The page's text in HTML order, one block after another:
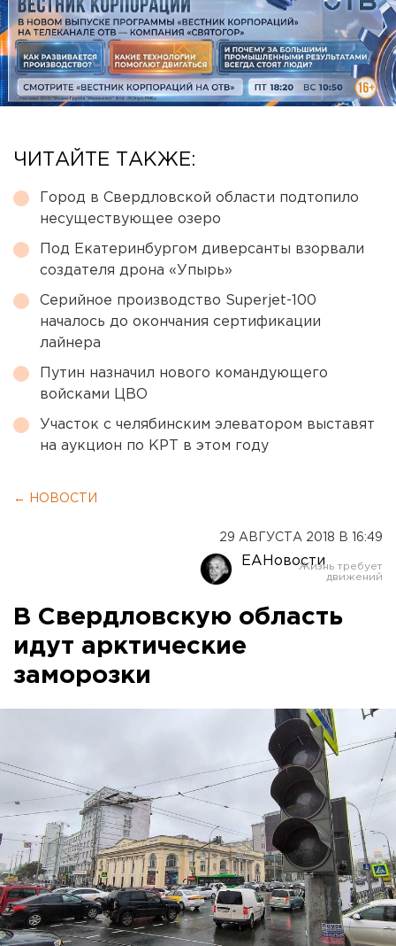
ЧИТАЙТЕ ТАКЖЕ:
Город в Свердловской области подтопило
несуществующее озеро
Под Екатеринбургом диверсанты взорвали
создателя дрона «Упырь»
Серийное производство Superjet-100
началось до окончания сертификации
лайнера
Путин назначил нового командующего
войсками ЦВО
Участок с челябинским элеватором выставят
на аукцион по КРТ в этом году
← НОВОСТИ
29 АВГУСТА 2018 В 16:49
ЕАНовости
В Свердловскую область
идут арктические
заморозки